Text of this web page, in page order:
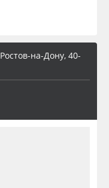
на-Дону, 40-